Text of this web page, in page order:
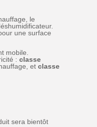
le
une surface
mobile.
: classe
et classe
sera bientôt